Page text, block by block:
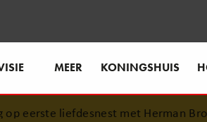
MEER KONINGSHUIS
met Herman Brood: “Hier is Lola